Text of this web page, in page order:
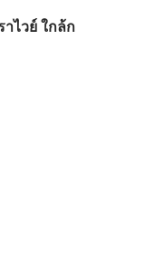
ไวย์ ใกล้ก